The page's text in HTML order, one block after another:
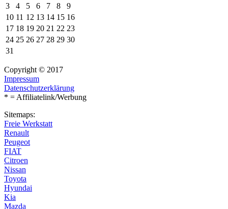
3
4 5 6 7 8
9
10 11 12 13 14 15 16
17 18 19 20 21 22 23
24 25 26 27 28 29 30
31
Copyright © 2017
Impressum
Datenschutzerklärung
* = Affiliatelink/Werbung
Sitemaps:
Freie Werkstatt
Renault
Peugeot
FIAT
Citroen
Nissan
Toyota
Hyundai
Kia
Mazda